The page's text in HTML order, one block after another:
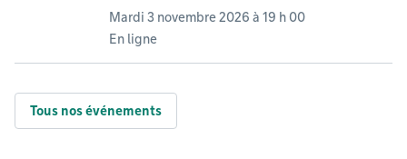
Mardi 3 novembre 2026 à 19 h 00
En ligne
Tous nos événements